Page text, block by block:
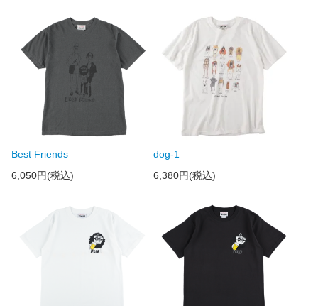
Best Friends
6,050円(税込)
dog-1
6,380円(税込)